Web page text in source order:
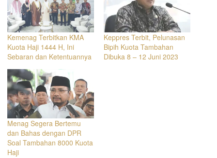
Kemenag Terbitkan KMA
Kuota Haji 1444 H, Ini
Sebaran dan Ketentuannya
Keppres Terbit, Pelunasan
Bipih Kuota Tambahan
Dibuka 8 – 12 Juni 2023
Menag Segera Bertemu
dan Bahas dengan DPR
Soal Tambahan 8000 Kuota
Haji